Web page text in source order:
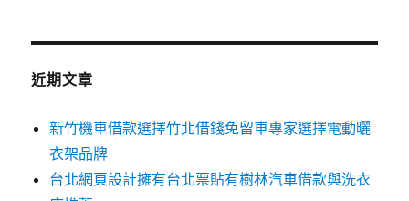
鍵
近期文章
新竹機車借款選擇竹北借錢免留車專家選擇電動曬
衣架品牌
台北網頁設計擁有台北票貼有樹林汽車借款與洗衣